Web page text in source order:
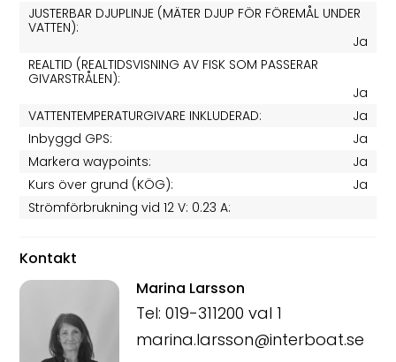
JUSTERBAR DJUPLINJE (MÄTER DJUP FÖR FÖREMÅL UNDER
VATTEN):
Ja
REALTID (REALTIDSVISNING AV FISK SOM PASSERAR
GIVARSTRÅLEN):
Ja
VATTENTEMPERATURGIVARE INKLUDERAD:
Ja
Inbyggd GPS:
Ja
Markera waypoints:
Ja
Kurs över grund (KÖG):
Ja
Strömförbrukning vid 12 V: 0.23 A:
Kontakt
Marina Larsson
Tel: 019-311200 val 1
marina.larsson@interboat.se